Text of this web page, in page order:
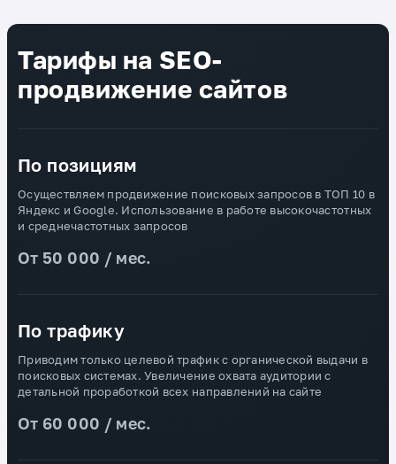
Тарифы на SEO-
продвижение сайтов
По позициям
Осуществляем продвижение поисковых запросов в ТОП 10 в
Яндекс и Google. Использование в работе высокочастотных
и среднечастотных запросов
От 50 000 / мес.
По трафику
Приводим только целевой трафик с органической выдачи в
поисковых системах. Увеличение охвата аудитории с
детальной проработкой всех направлений на сайте
От 60 000 / мес.